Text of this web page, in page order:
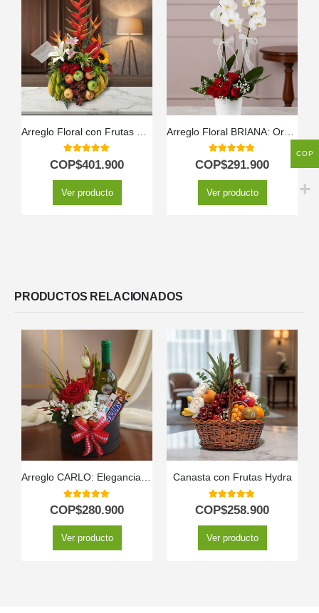
5.00out of 5
COP$401.900
Ver producto
5.00out of 5
COP$291.900
Ver producto
PRODUCTOS RELACIONADOS
Arreglo CARLO: Elegancia en Rosas con Vino y Chocolates 🍷
5.00out of 5
COP$280.900
Ver producto
Canasta con Frutas Hydra
5.00out of 5
COP$258.900
Ver producto
COP